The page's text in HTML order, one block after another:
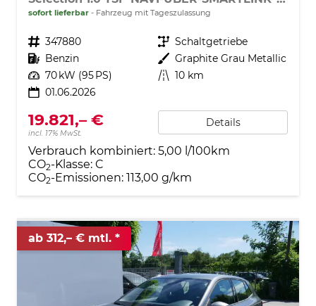
sofort lieferbar Fahrzeug mit Tageszulassung
Fahrzeugnr. 347880 Getriebe Schaltgetriebe
Kraftstoff Benzin Außenfarbe Graphite Grau Metallic
Leistung 70 kW (95 PS) Kilometerstand 10 km
01.06.2026
19.821,– €
incl. 17% MwSt.
Details
Verbrauch kombiniert: 5,00 l/100km
CO2-Klasse: C
CO2-Emissionen: 113,00 g/km
ab 312,– € mtl.